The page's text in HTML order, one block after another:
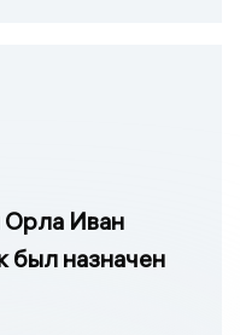
Иван
был назначен